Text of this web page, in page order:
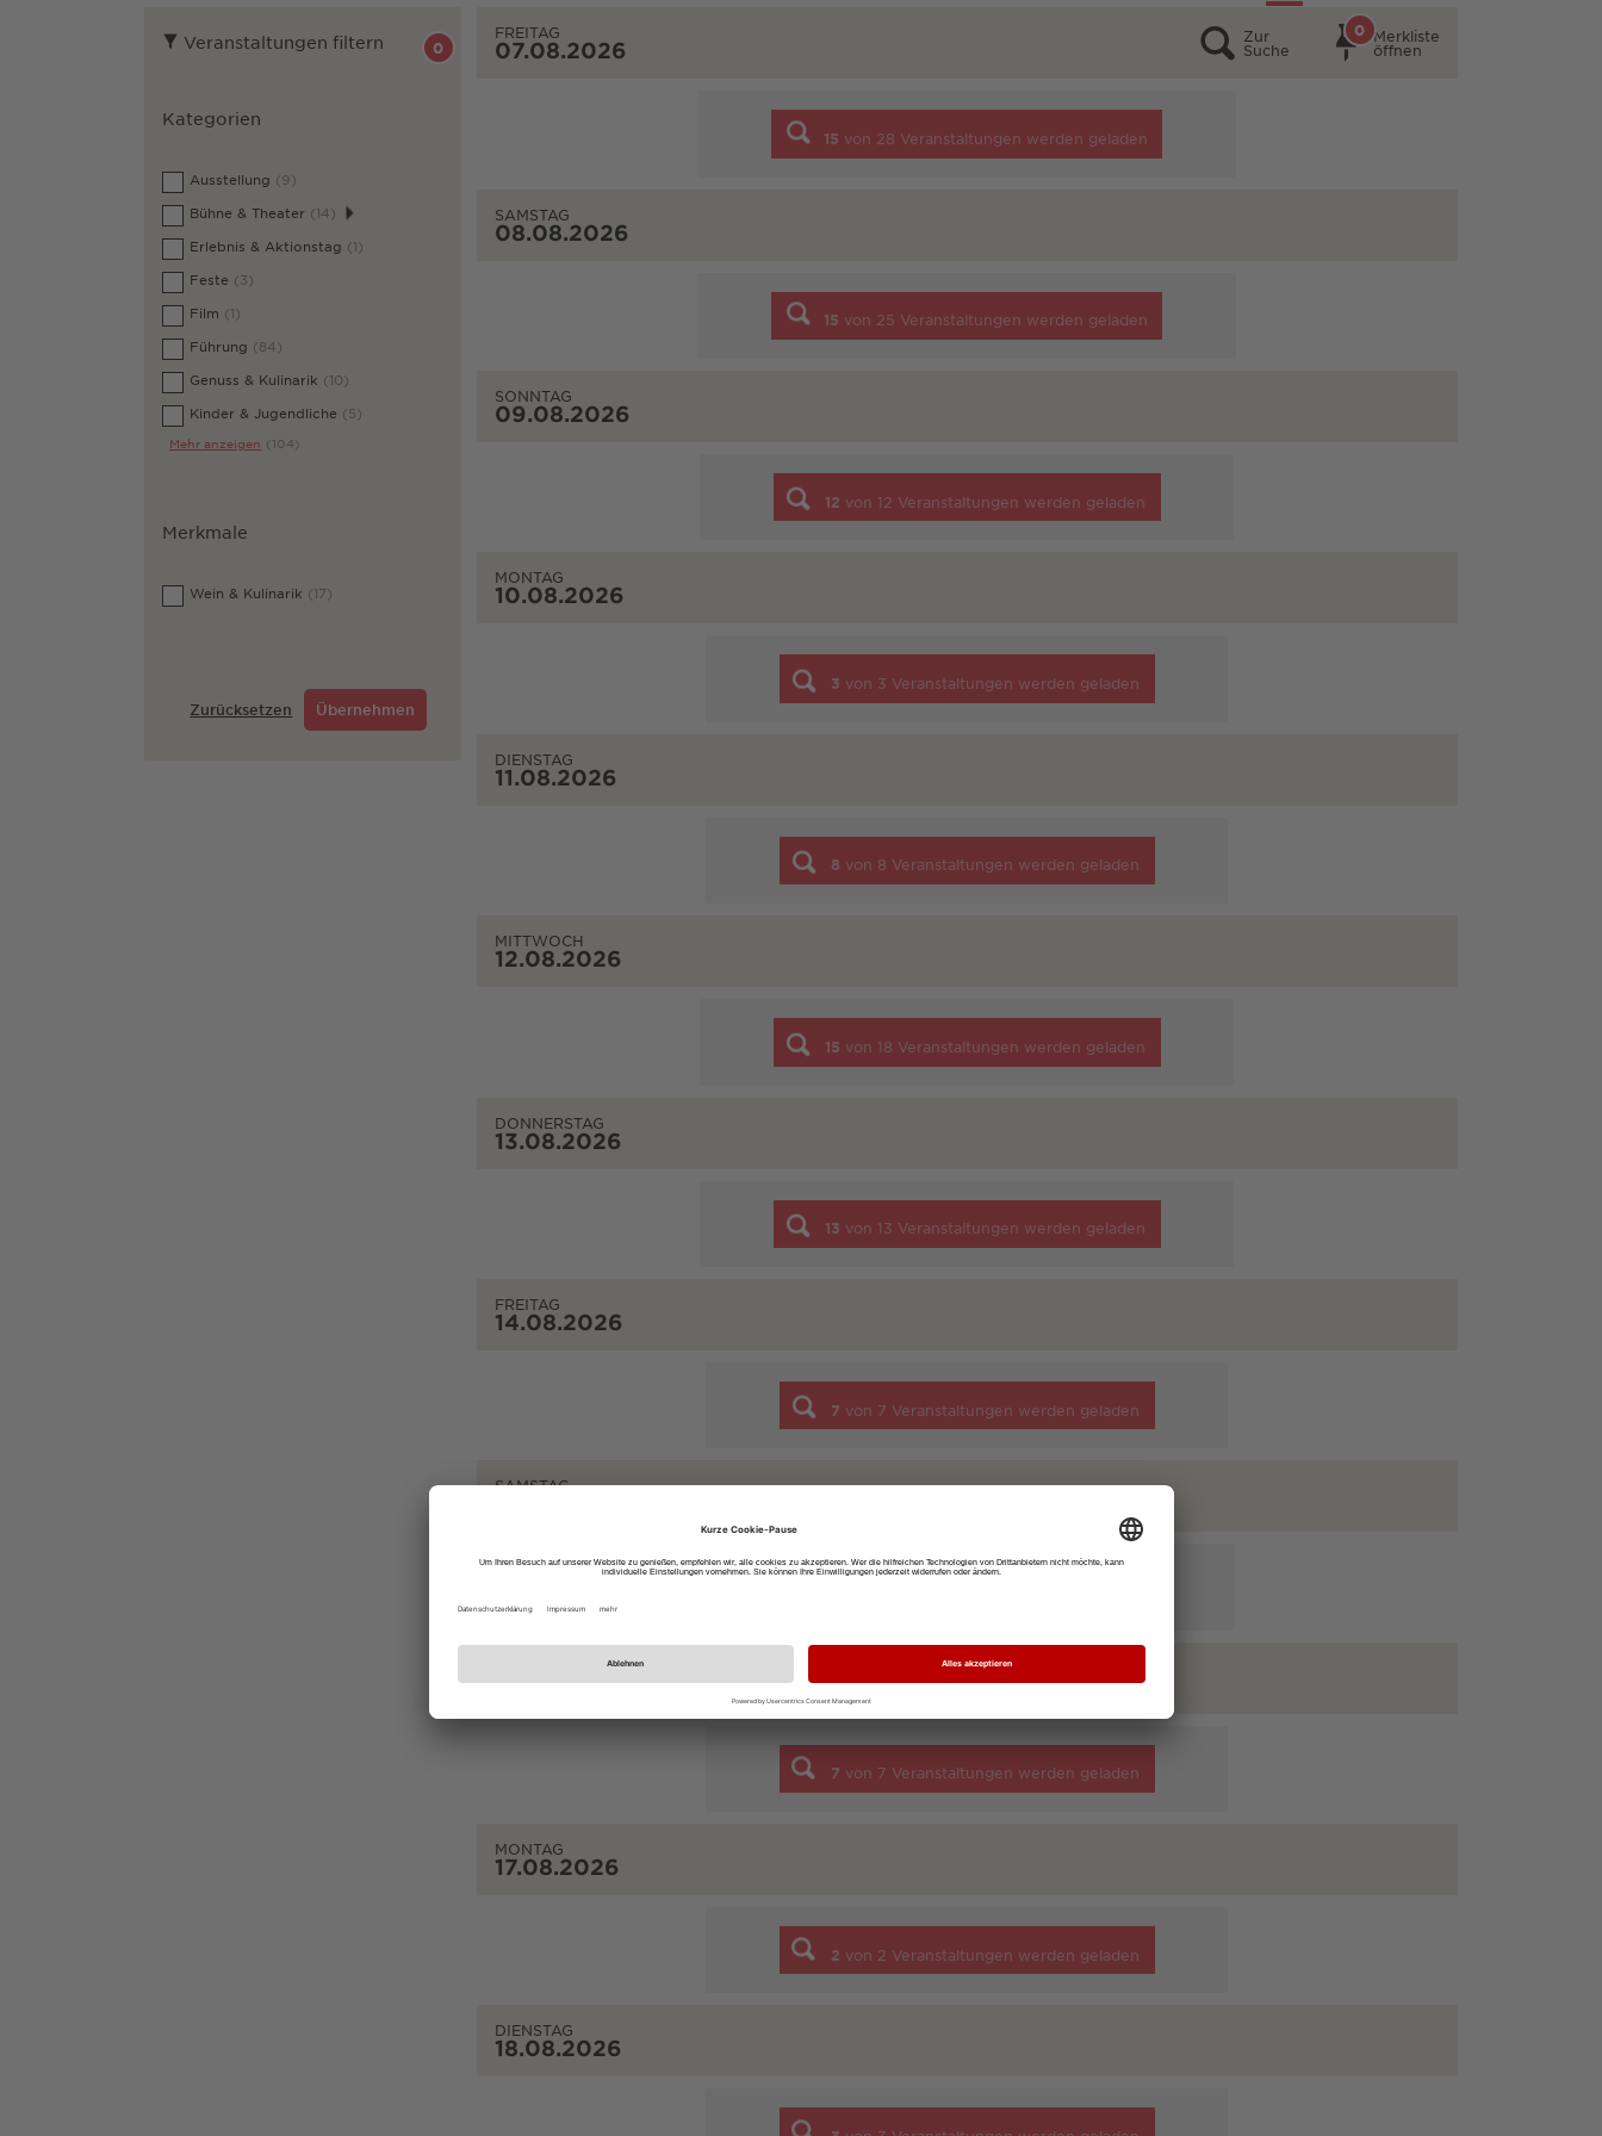
Veranstaltungen filtern 0
Kategorien
Ausstellung (9)
Bühne & Theater (14)
Erlebnis & Aktionstag (1)
Feste (3)
Film (1)
Führung (84)
Genuss & Kulinarik (10)
Kinder & Jugendliche (5)
Mehr anzeigen (104)
Merkmale
Wein & Kulinarik (17)
Zurücksetzen Übernehmen
Zur
Suche
Merkliste
öffnen
0
FREITAG
07.08.2026
15 von 28 Veranstaltungen werden geladen
SAMSTAG
08.08.2026
15 von 25 Veranstaltungen werden geladen
SONNTAG
09.08.2026
12 von 12 Veranstaltungen werden geladen
MONTAG
10.08.2026
3 von 3 Veranstaltungen werden geladen
DIENSTAG
11.08.2026
8 von 8 Veranstaltungen werden geladen
MITTWOCH
12.08.2026
15 von 18 Veranstaltungen werden geladen
DONNERSTAG
13.08.2026
13 von 13 Veranstaltungen werden geladen
FREITAG
14.08.2026
7 von 7 Veranstaltungen werden geladen
SAMSTAG
16.08.2026
7 von 7 Veranstaltungen werden geladen
MONTAG
17.08.2026
2 von 2 Veranstaltungen werden geladen
DIENSTAG
18.08.2026